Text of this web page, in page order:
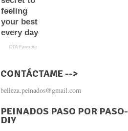
CONTÁCTAME -->
belleza.peinados@gmail.com
PEINADOS PASO POR PASO-
DIY